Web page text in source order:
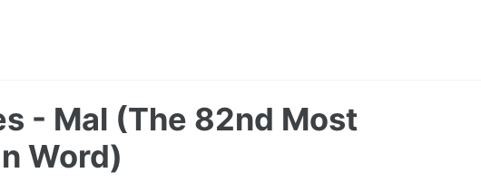
- Mal (The 82nd Most
Word)